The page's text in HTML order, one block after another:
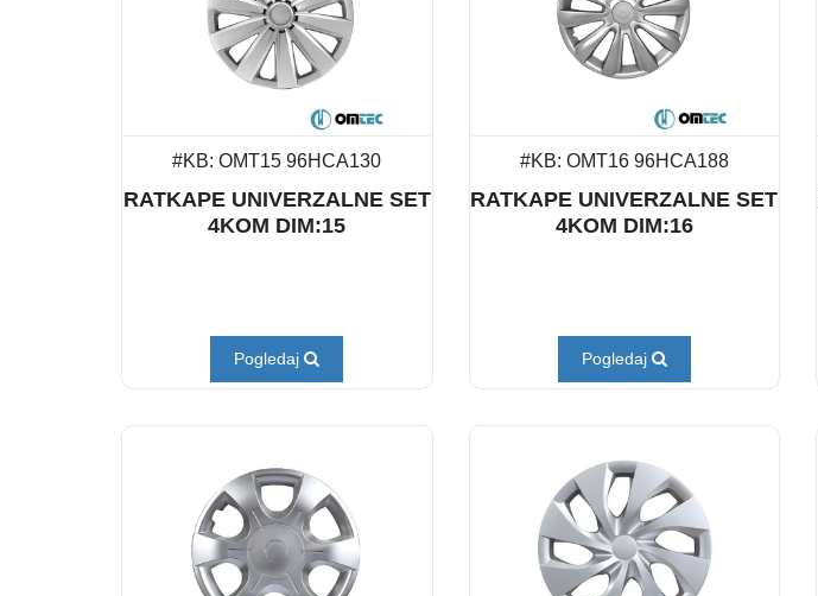
#KB: OMT15 96HCA130
RATKAPE UNIVERZALNE SET
4KOM DIM:15
Pogledaj
#KB: OMT16 96HCA188
RATKAPE UNIVERZALNE SET
4KOM DIM:16
Pogledaj